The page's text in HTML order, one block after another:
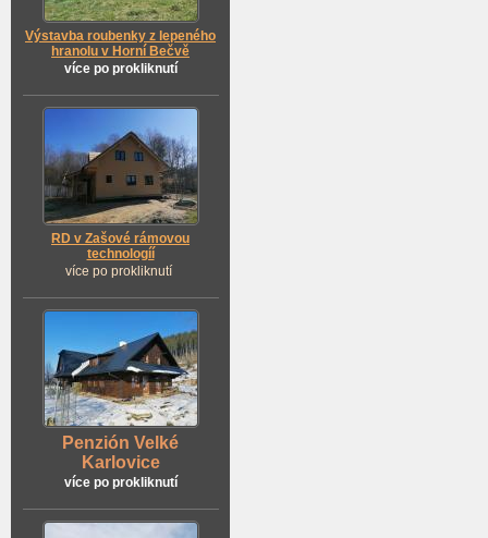
Výstavba roubenky z lepeného
hranolu v Horní Bečvě
více po prokliknutí
RD v Zašové rámovou
technologíí
více po prokliknutí
Penzión Velké
Karlovice
více po prokliknutí